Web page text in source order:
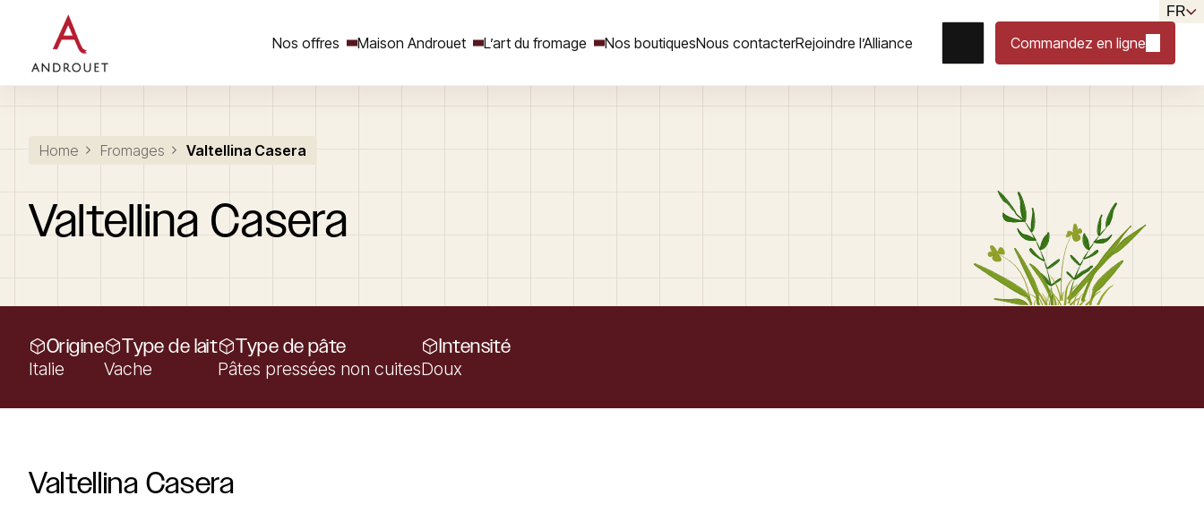
Nos offres Maison Androuet L’art du fromage Nos boutiquesNous contacterRejoindre l’Alliance Commandez en ligne
FR
Rechercher un mot clé
Home Fromages Valtellina Casera
Valtellina Casera
Origine
Italie
Type de lait
Vache
Type de pâte
Pâtes pressées non cuites
Intensité
Doux
Valtellina Casera